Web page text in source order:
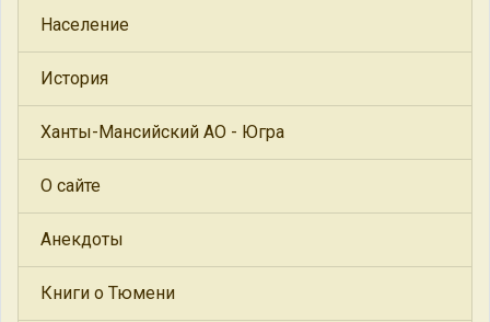
Население
История
Ханты-Мансийский АО - Югра
О сайте
Анекдоты
Книги о Тюмени